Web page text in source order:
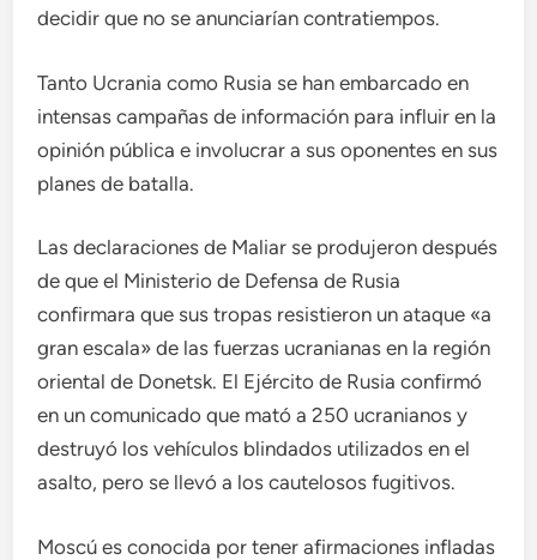
decidir que no se anunciarían contratiempos.
Tanto Ucrania como Rusia se han embarcado en
intensas campañas de información para influir en la
opinión pública e involucrar a sus oponentes en sus
planes de batalla.
Las declaraciones de Maliar se produjeron después
de que el Ministerio de Defensa de Rusia
confirmara que sus tropas resistieron un ataque «a
gran escala» de las fuerzas ucranianas en la región
oriental de Donetsk. El Ejército de Rusia confirmó
en un comunicado que mató a 250 ucranianos y
destruyó los vehículos blindados utilizados en el
asalto, pero se llevó a los cautelosos fugitivos.
Moscú es conocida por tener afirmaciones infladas